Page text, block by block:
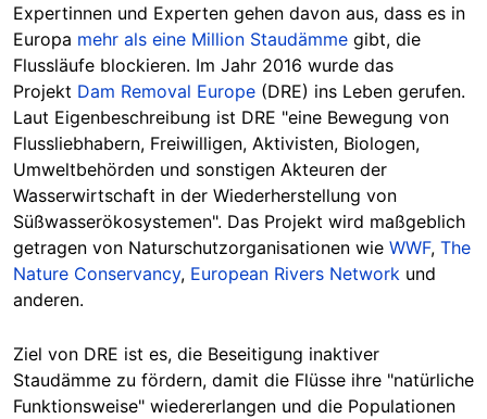
Expertinnen und Experten gehen davon aus, dass es in
Europa mehr als eine Million Staudämme gibt, die
Flussläufe blockieren. Im Jahr 2016 wurde das
Projekt Dam Removal Europe (DRE) ins Leben gerufen.
Laut Eigenbeschreibung ist DRE "eine Bewegung von
Flussliebhabern, Freiwilligen, Aktivisten, Biologen,
Umweltbehörden und sonstigen Akteuren der
Wasserwirtschaft in der Wiederherstellung von
Süßwasserökosystemen". Das Projekt wird maßgeblich
getragen von Naturschutzorganisationen wie WWF, The
Nature Conservancy, European Rivers Network und
anderen.
Ziel von DRE ist es, die Beseitigung inaktiver
Staudämme zu fördern, damit die Flüsse ihre "natürliche
Funktionsweise" wiedererlangen und die Populationen